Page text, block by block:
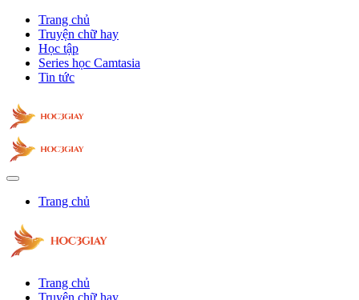
Trang chủ
Truyện chữ hay
Học tập
Series học Camtasia
Tin tức
Trang chủ
Trang chủ
Truyện chữ hay